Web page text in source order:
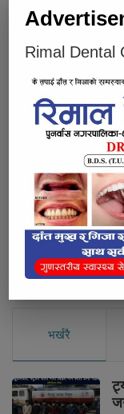
भारतमा रोजगारी
भर्खरै
Rimal Dental